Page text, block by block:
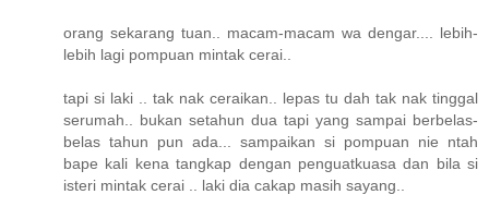
orang sekarang tuan.. macam-macam wa dengar.... lebih-
lebih lagi pompuan mintak cerai..
tapi si laki .. tak nak ceraikan.. lepas tu dah tak nak tinggal
serumah.. bukan setahun dua tapi yang sampai berbelas-
belas tahun pun ada... sampaikan si pompuan nie ntah
bape kali kena tangkap dengan penguatkuasa dan bila si
isteri mintak cerai .. laki dia cakap masih sayang..